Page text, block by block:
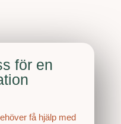
för en
få hjälp med